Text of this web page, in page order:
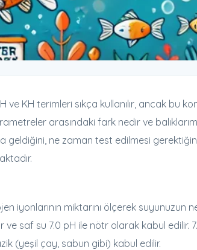
KH terimleri sıkça kullanılır, ancak bu
arasındaki fark nedir ve
geldiğini, ne zaman test edilmesi
iyonlarının miktarını ölçerek
ve saf su 7.0 pH ile nötr olarak kabul edilir.
(yeşil çay, sabun gibi) kabul edilir.